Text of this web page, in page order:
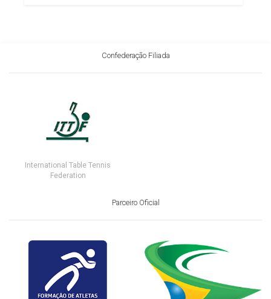
Confederação Filiada
International Table Tennis
Federation
Parceiro Oficial